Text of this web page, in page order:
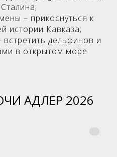
– прикоснуться к
истории Кавказа;
встретить дельфинов и
в открытом море.
АДЛЕР 2026